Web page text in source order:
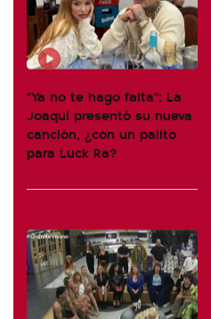
"Ya no te hago falta": La
Joaqui presentó su nueva
canción, ¿con un palito
para Luck Ra?